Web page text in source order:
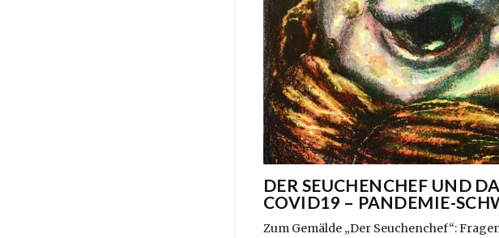
DER SEUCHENCHEF UND
COVID19 – PANDEMIE-
Zum Gemälde „Der Seuchenchef“: